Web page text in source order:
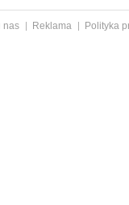
nas Reklama
Polityka